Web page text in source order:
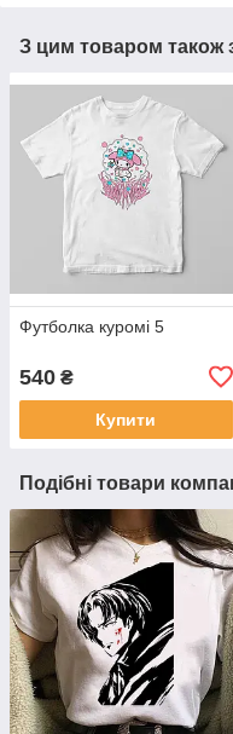
З цим товаром також
Футболка куромі 5
540 ₴
Купити
Подібні товари